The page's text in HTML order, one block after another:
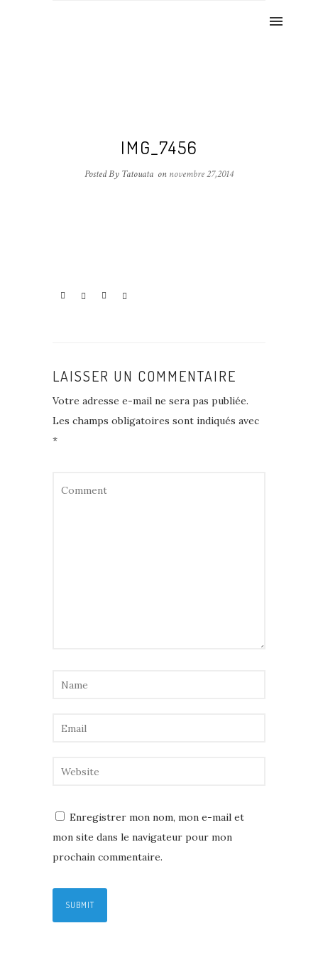
IMG_7456
Posted By Tatouata on novembre 27,2014
LAISSER UN COMMENTAIRE
Votre adresse e-mail ne sera pas publiée.
Les champs obligatoires sont indiqués avec
*
Enregistrer mon nom, mon e-mail et
mon site dans le navigateur pour mon
prochain commentaire.